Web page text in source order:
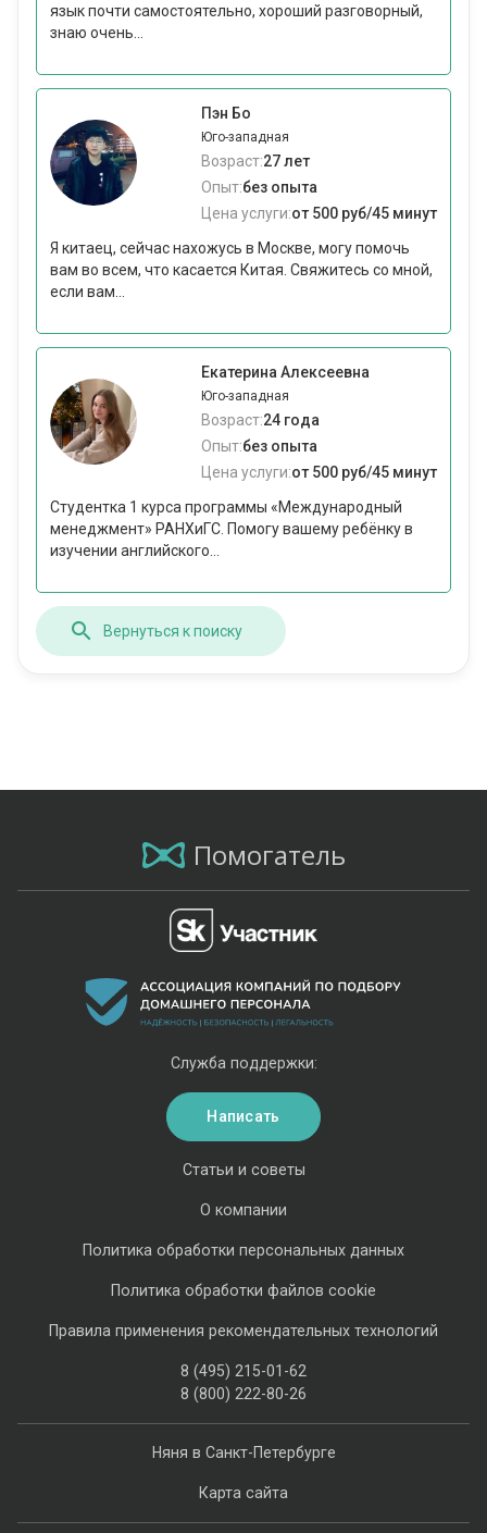
язык почти самостоятельно, хороший разговорный,
знаю очень...
Пэн Бо
Юго-западная
Возраст:27 лет
Опыт:без опыта
Цена услуги:от 500 руб/45 минут
Я китаец, сейчас нахожусь в Москве, могу помочь
вам во всем, что касается Китая. Свяжитесь со мной,
если вам...
Екатерина Алексеевна
Юго-западная
Возраст:24 года
Опыт:без опыта
Цена услуги:от 500 руб/45 минут
Студентка 1 курса программы «Международный
менеджмент» РАНХиГС. Помогу вашему ребёнку в
изучении английского...
Вернуться к поиску
Помогатель
Няня в Санкт-Петербурге
Карта сайта
Статьи и советы
О компании
Политика обработки персональных данных
Политика обработки файлов cookie
Правила применения рекомендательных технологий
8 (495) 215-01-62
8 (800) 222-80-26
Служба поддержки:
Написать